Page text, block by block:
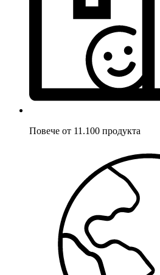
Повече от 11.100 продукта